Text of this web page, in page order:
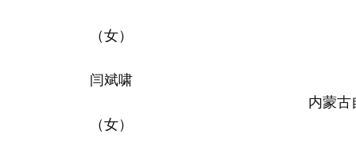
（女）
闫斌啸
（女）
内蒙古